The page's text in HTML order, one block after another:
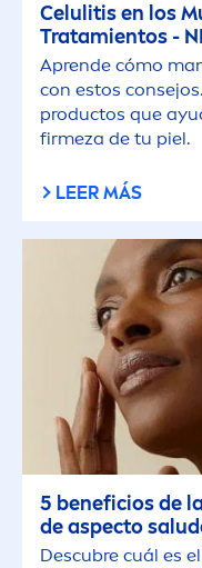
Celulitis en los
Tratamientos -
Aprende cómo
con estos
productos que
firmeza de tu piel.
LEER MÁS
5 beneficios de
de aspecto
Descubre cuál es